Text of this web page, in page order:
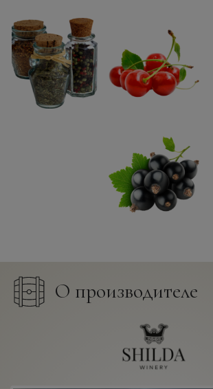
О производителе